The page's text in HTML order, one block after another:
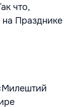
что,
на Празднике